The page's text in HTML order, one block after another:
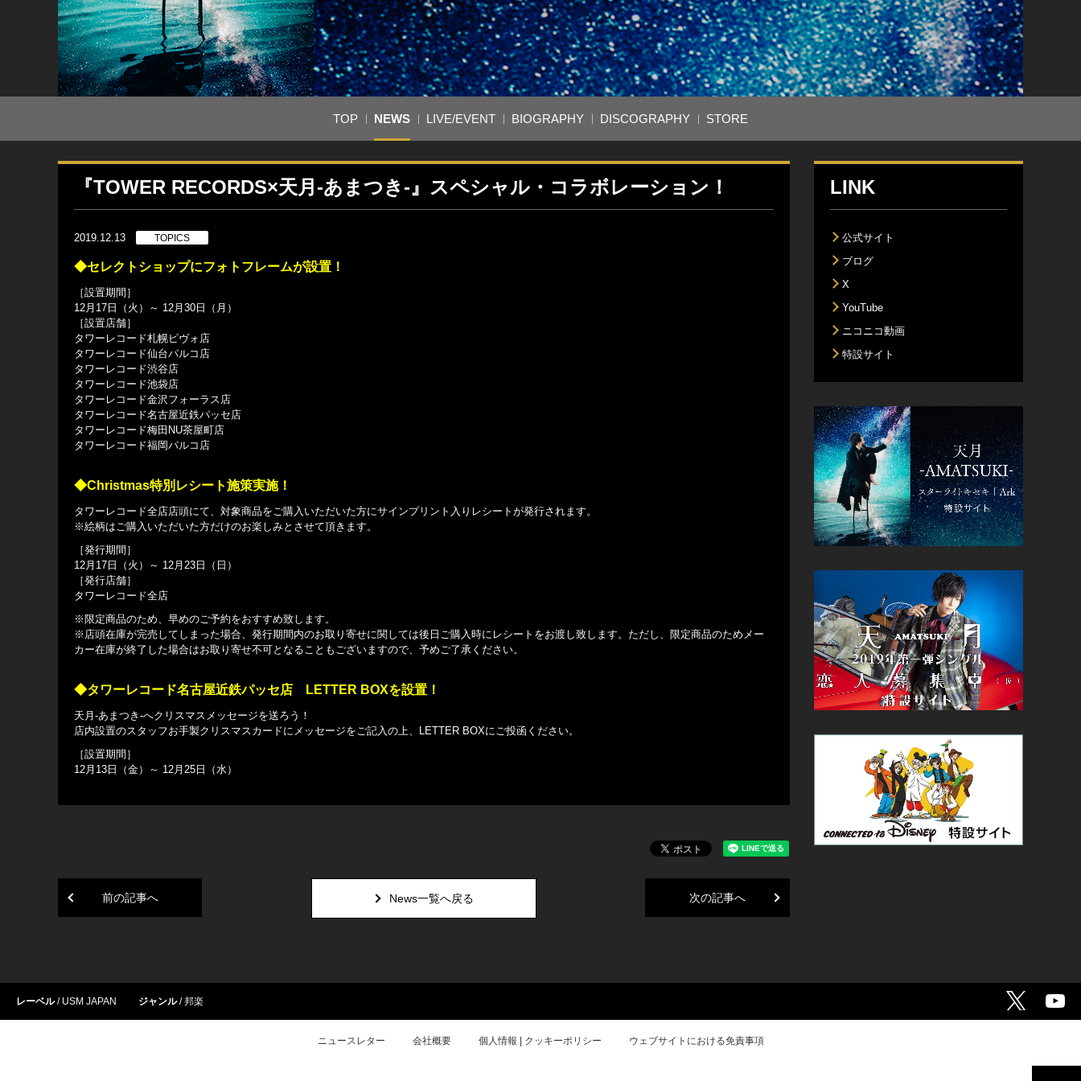
TOP NEWS LIVE/EVENT BIOGRAPHY DISCOGRAPHY STORE
『TOWER RECORDS×天月-あまつき-』スペシャル・コラボレーション！
2019.12.13 TOPICS
◆セレクトショップにフォトフレームが設置！
［設置期間］
12月17日（火）～ 12月30日（月）
［設置店舗］
タワーレコード札幌ピヴォ店
タワーレコード仙台パルコ店
タワーレコード渋谷店
タワーレコード池袋店
タワーレコード金沢フォーラス店
タワーレコード名古屋近鉄パッセ店
タワーレコード梅田NU茶屋町店
タワーレコード福岡パルコ店
◆Christmas特別レシート施策実施！
タワーレコード全店店頭にて、対象商品をご購入いただいた方にサインプリント入りレシートが発行されます。
※絵柄はご購入いただいた方だけのお楽しみとさせて頂きます。
［発行期間］
12月17日（火）～ 12月23日（日）
［発行店舗］
タワーレコード全店
※限定商品のため、早めのご予約をおすすめ致します。
※店頭在庫が完売してしまった場合、発行期間内のお取り寄せに関しては後日ご購入時にレシートをお渡し致します。ただし、限定商品のためメー
カー在庫が終了した場合はお取り寄せ不可となることもございますので、予めご了承ください。
◆タワーレコード名古屋近鉄パッセ店 LETTER BOXを設置！
天月-あまつき-へクリスマスメッセージを送ろう！
店内設置のスタッフお手製クリスマスカードにメッセージをご記入の上、LETTER BOXにご投函ください。
［設置期間］
12月13日（金）～ 12月25日（水）
前の記事へ 次の記事へ
News一覧へ戻る
LINK
公式サイト
ブログ
X
YouTube
ニコニコ動画
特設サイト
レーベル USM JAPAN ジャンル 邦楽
ニュースレター 会社概要 個人情報 | クッキーポリシー ウェブサイトにおける免責事項